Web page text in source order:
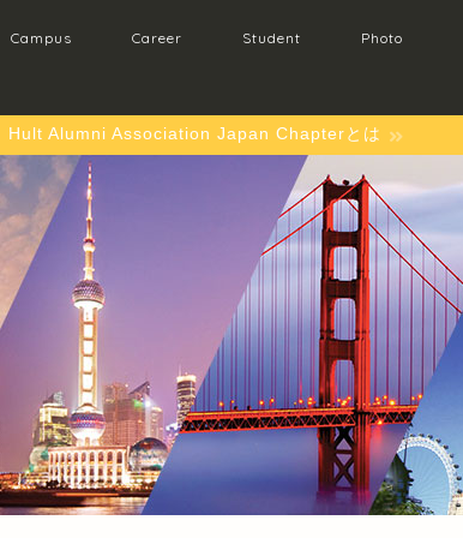
Campus Career Student Photo
Hult Alumni Association Japan Chapterとは